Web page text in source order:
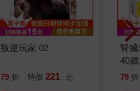
叛逆玩家 02
79 折 特價 221 元
腎
40
就
79 折